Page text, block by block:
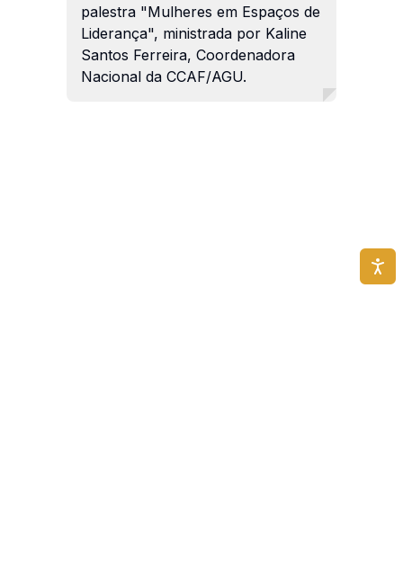
palestra "Mulheres em Espaços de
Liderança", ministrada por Kaline
Santos Ferreira, Coordenadora
Nacional da CCAF/AGU.